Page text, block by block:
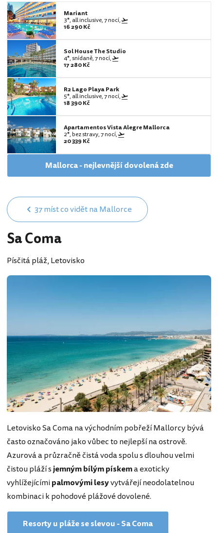
Mariant
3*, all inclusive, 7 nocí,
16 290 Kč
Sol House The Studio
4*, snídaně, 7 nocí,
17 280 Kč
R2 Lago Playa Park
5*, all inclusive, 7 nocí,
18 390 Kč
Apartamentos Vista Alegre Mallorca
2*, bez stravy, 7 nocí,
20 339 Kč
Mallorca - nejlevnější dovolená zde
37 míst co vidět na Mallorce
Sa Coma
Písčitá pláž, Letovisko
Letovisko Sa Coma na východním pobřeží Mallorcy bývá
často označováno jako vůbec to nejlepší na ostrově.
Azurová a průzračně čistá voda spolu s dlouhou velmi
čistou pláží sjemným bílým pískema exoticky
vyhlížejícímipalmovými lesyvytvářejí neodolatelnou
kombinaci k pohodové plážové dovolené.
Resorty u pláže se slevou - Sa Coma